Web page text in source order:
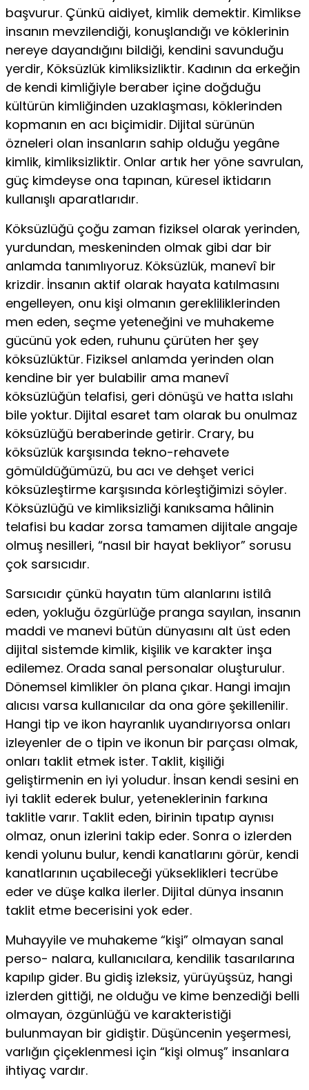
başvurur. Çünkü aidiyet, kimlik demektir. Kimlikse
insanın mevzilendiği, konuşlandığı ve köklerinin
nereye dayandığını bildiği, kendini savunduğu
yerdir, Köksüzlük kimliksizliktir. Ka­dının da erkeğin
de kendi kimliğiyle beraber içine doğduğu
kültürün kimliğinden uzaklaşması, köklerinden
kopmanın en acı biçimidir. Dijital sürünün
özneleri olan insanların sahip olduğu yegâne
kimlik, kimliksizliktir. Onlar artık her yöne savrulan,
güç kimdeyse ona tapınan, küresel iktidarın
kullanışlı aparatlarıdır.
Köksüzlüğü çoğu zaman fiziksel olarak yerinden,
yurdundan, meskeninden olmak gibi dar bir
anlamda ta­nımlıyoruz. Köksüzlük, manevî bir
krizdir. İnsanın aktif olarak hayata katılmasını
engelleyen, onu kişi olmanın ge­rekliliklerinden
men eden, seçme yeteneğini ve muhakeme
gücünü yok eden, ruhunu çürüten her şey
köksüzlüktür. Fiziksel anlamda yerinden olan
kendine bir yer bulabilir ama manevî
köksüzlüğün telafisi, geri dönüşü ve hatta ıslahı
bile yoktur. Dijital esaret tam olarak bu onulmaz
köksüz­lüğü beraberinde getirir. Crary, bu
köksüzlük karşısında tekno-rehavete
gömüldüğümüzü, bu acı ve dehşet verici
köksüzleştirme karşısında körleştiğimizi söyler.
Köksüzlüğü ve kimliksizliği kanıksama hâlinin
telafisi bu kadar zorsa tamamen dijitale angaje
olmuş nesilleri, “nasıl bir hayat bekliyor” sorusu
çok sarsıcıdır.
Sarsıcıdır çünkü hayatın tüm alanlarını istilâ
eden, yokluğu özgürlüğe pranga sayılan, insanın
maddi ve ma­nevi bütün dünyasını alt üst eden
dijital sistemde kimlik, kişilik ve karakter inşa
edilemez. Orada sanal personalar oluşturulur.
Dönemsel kimlikler ön plana çıkar. Hangi imajın
alıcısı varsa kullanıcılar da ona göre şekillenilir.
Hangi tip ve ikon hayranlık uyandırıyorsa onları
izleyenler de o tipin ve ikonun bir parçası olmak,
onları taklit etmek ister. Taklit, kişiliği
geliştirmenin en iyi yoludur. İnsan kendi sesini en
iyi taklit ederek bulur, yeteneklerinin farkına
taklitle varır. Taklit eden, birinin tıpatıp aynısı
olmaz, onun izlerini takip eder. Sonra o izlerden
kendi yolunu bulur, kendi kanatlarını görür, kendi
kanatlarının uçabileceği yükseklikleri tecrübe
eder ve düşe kalka ilerler. Dijital dünya insanın
taklit etme becerisini yok eder.
Muhayyile ve muhakeme “kişi” olmayan sanal
perso- nalara, kullanıcılara, kendilik tasarılarına
kapılıp gider. Bu gidiş izleksiz, yürüyüşsüz, hangi
izlerden gittiği, ne olduğu ve kime benzediği belli
olmayan, özgünlüğü ve karakteristiği
bulunmayan bir gidiştir. Düşüncenin yeşermesi,
varlığın çiçeklenmesi için “kişi olmuş” insanlara
ihtiyaç vardır.